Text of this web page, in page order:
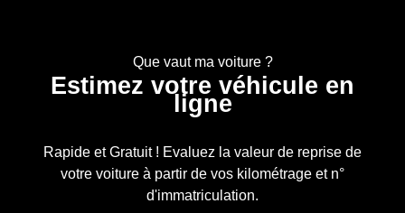
Que vaut ma voiture ?
Estimez votre véhicule en
ligne
Rapide et Gratuit ! Evaluez la valeur de reprise de
votre voiture à partir de vos kilométrage et n°
d'immatriculation.